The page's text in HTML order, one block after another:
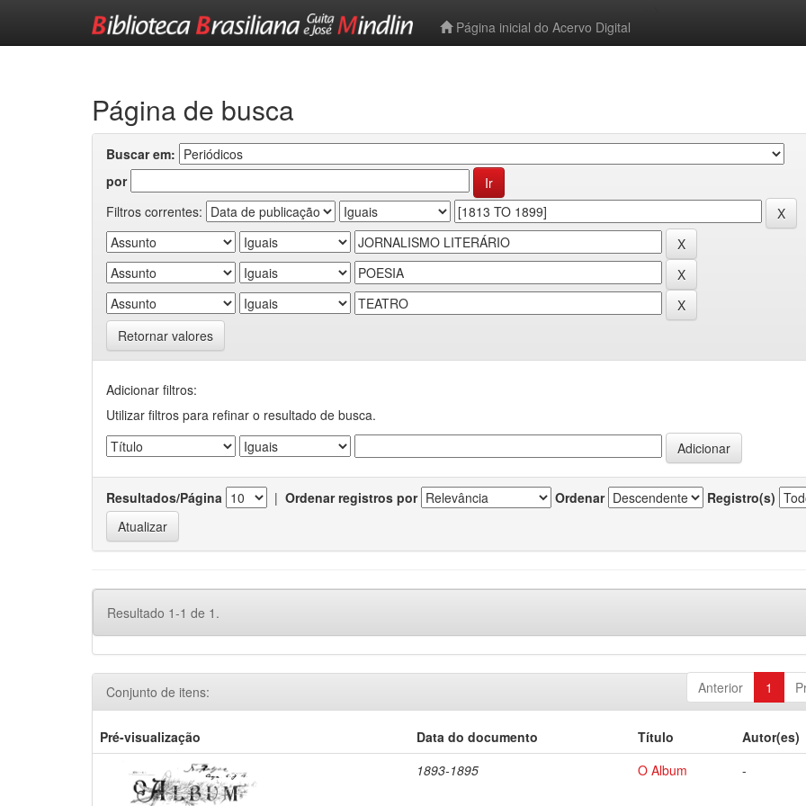
Página inicial do Acervo Digital
Página de busca
Buscar em:
por
Filtros correntes:
Retornar valores
Adicionar filtros:
Utilizar filtros para refinar o resultado de busca.
Resultados/Página | Ordenar registros por Ordenar Registro(s)
Resultado 1-1 de 1.
Anterior 1
Conjunto de itens:
Pré-visualização Data do documento Título
Autor(es)
1893-1895
O Album -